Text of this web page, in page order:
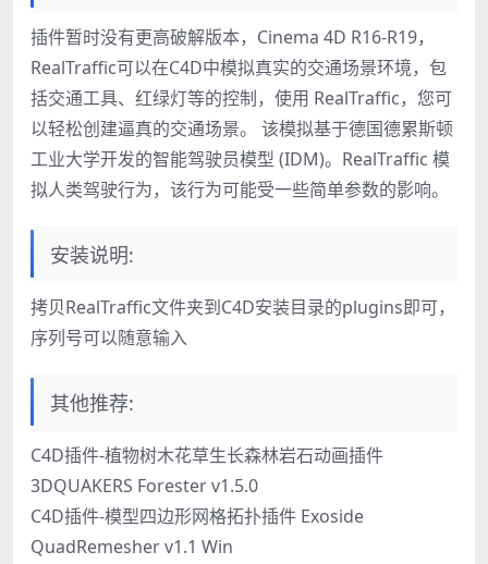
插件暂时没有更高破解版本，Cinema 4D R16-R19，
RealTraffic可以在C4D中模拟真实的交通场景环境，包
括交通工具、红绿灯等的控制，使用 RealTraffic，您可
以轻松创建逼真的交通场景。 该模拟基于德国德累斯顿
工业大学开发的智能驾驶员模型 (IDM)。RealTraffic 模
拟人类驾驶行为，该行为可能受一些简单参数的影响。
安装说明:
拷贝RealTraffic文件夹到C4D安装目录的plugins即可，
序列号可以随意输入
其他推荐:
C4D插件-植物树木花草生长森林岩石动画插件
3DQUAKERS Forester v1.5.0
C4D插件-模型四边形网格拓扑插件 Exoside
QuadRemesher v1.1 Win